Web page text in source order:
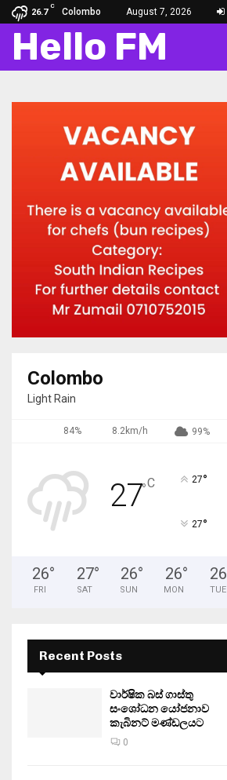
26.7
C
Colombo August 7, 2026
Hello FM
Colombo
Light Rain
84% 8.2km/h 99%
27°C 27°
27°
26°
FRI
27°
SAT
26°
SUN
26°
MON
26
TUE
Recent Posts
වාර්ෂික බස් ගාස්තු
සංශෝධන යෝජනාව
කැබිනට් මණ්ඩලයට
0